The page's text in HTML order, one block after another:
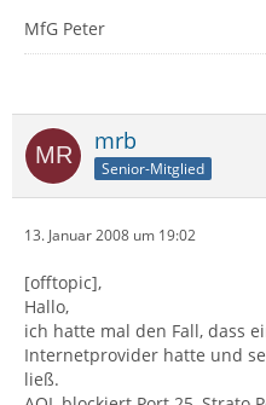
MfG Peter
mrb
Senior-Mitglied
13. Januar 2008 um 19:02
[offtopic],
Hallo,
ich hatte mal den Fall, dass
Internetprovider hatte und
ließ.